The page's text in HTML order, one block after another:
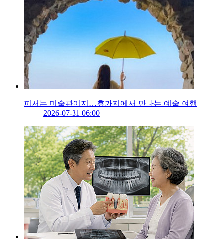
피서는 미술관이지…휴가지에서 만나는 예술 여행
2026-07-31 06:00